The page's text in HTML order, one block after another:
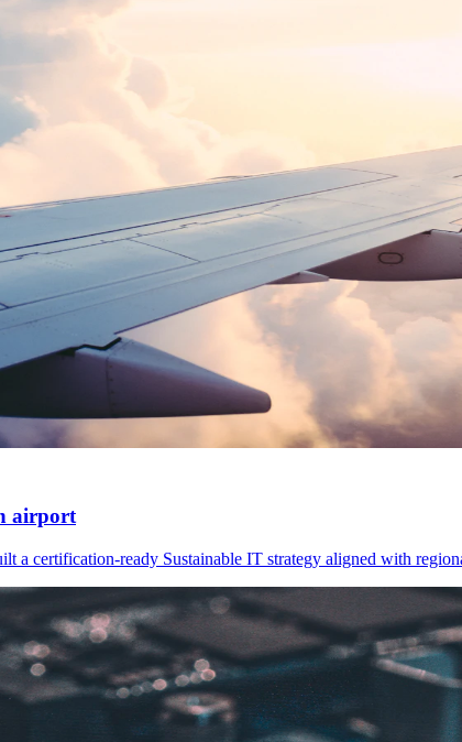
airport
a certification-ready Sustainable IT strategy aligned with